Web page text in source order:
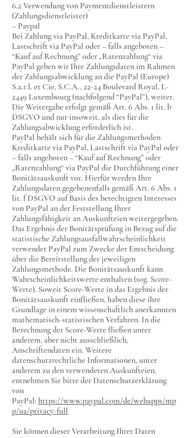
6.2 Verwendung von Paymentdienstleistern
(Zahlungsdienstleister)
– Paypal
Bei Zahlung via PayPal, Kreditkarte via PayPal,
Lastschrift via PayPal oder – falls angeboten –
“Kauf auf Rechnung” oder „Ratenzahlung“ via
PayPal geben wir Ihre Zahlungsdaten im Rahmen
der Zahlungsabwicklung an die PayPal (Europe)
S.a.r.l. et Cie, S.C.A., 22-24 Boulevard Royal, L-
2449 Luxembourg (nachfolgend “PayPal”), weiter.
Die Weitergabe erfolgt gemäß Art. 6 Abs. 1 lit. b
DSGVO und nur insoweit, als dies für die
Zahlungsabwicklung erforderlich ist.
PayPal behält sich für die Zahlungsmethoden
Kreditkarte via PayPal, Lastschrift via PayPal oder
– falls angeboten – “Kauf auf Rechnung” oder
„Ratenzahlung“ via PayPal die Durchführung einer
Bonitätsauskunft vor. Hierfür werden Ihre
Zahlungsdaten gegebenenfalls gemäß Art. 6 Abs. 1
lit. f DSGVO auf Basis des berechtigten Interesses
von PayPal an der Feststellung Ihrer
Zahlungsfähigkeit an Auskunfteien weitergegeben.
Das Ergebnis der Bonitätsprüfung in Bezug auf die
statistische Zahlungsausfallwahrscheinlichkeit
verwendet PayPal zum Zwecke der Entscheidung
über die Bereitstellung der jeweiligen
Zahlungsmethode. Die Bonitätsauskunft kann
Wahrscheinlichkeitswerte enthalten (sog. Score-
Werte). Soweit Score-Werte in das Ergebnis der
Bonitätsauskunft einfließen, haben diese ihre
Grundlage in einem wissenschaftlich anerkannten
mathematisch-statistischen Verfahren. In die
Berechnung der Score-Werte fließen unter
anderem, aber nicht ausschließlich,
Anschriftendaten ein. Weitere
datenschutzrechtliche Informationen, unter
anderem zu den verwendeten Auskunfteien,
entnehmen Sie bitte der Datenschutzerklärung
von
PayPal: https://www.paypal.com/de/webapps/mp
p/ua/privacy-full
Sie können dieser Verarbeitung Ihrer Daten